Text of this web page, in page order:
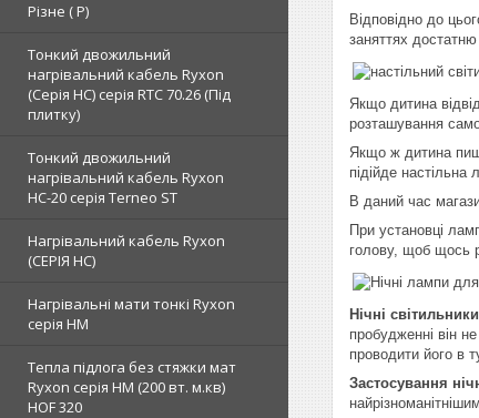
Різне ( Р)
Тонкий двожильний
нагрівальний кабель Ryxon
(Серія НС) серія RTC 70.26 (Під
плитку)
Тонкий двожильний
нагрівальний кабель Ryxon
HC-20 серія Terneo ST
Нагрівальний кабель Ryxon
(СЕРІЯ НС)
Нагрівальні мати тонкі Ryxon
серія НМ
Тепла підлога без стяжки мат
Ryxon серія НМ (200 вт. м.кв)
HOF 320
Відповідно до
заняттях достатню
Якщо дитина
розташування
Якщо ж дитина
підійде
В даний час
При установці
голову, щоб щось
Нічні світильники
пробудженні він
проводити його в
Застосування